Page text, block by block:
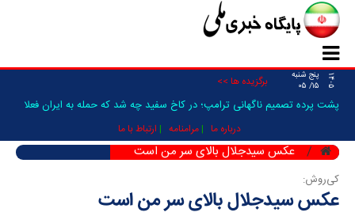
۱۴۰۵
پنج شنبه
۱۵/ ۰۵
برگزیده ها >>
پشت پرده تصمیم ناگهانی ترامپ؛ در کاخ سفید چه شد که حمله به ایران فعلا
درباره ما مرامنامه ارتباط با ما
عکس سیدجلال بالای سر من است
کی‌روش:
عکس سیدجلال بالای سر من است